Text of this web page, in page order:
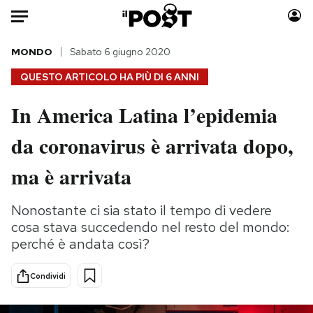
Auto
HOME
Italia
Politica
Tecnologia
Scienza
Cultura
Sport
Moda
Consumismi
Media
QUESTO ARTICOLO HA PIÙ DI 6 ANNI
MONDO Sabato 6 giugno 2020
In America Latina l’epidemia
da coronavirus è arrivata dopo,
ma è arrivata
Nonostante ci sia stato il tempo di vedere
cosa stava succedendo nel resto del mondo:
perché è andata così?
Condividi